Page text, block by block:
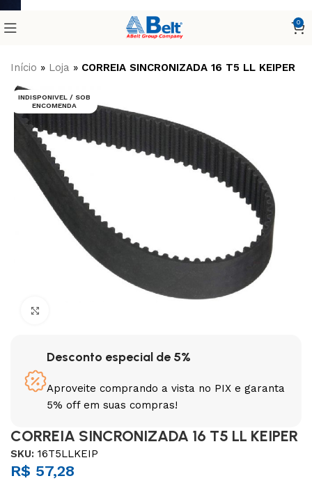
0
Início » Loja » CORREIA SINCRONIZADA 16 T5 LL KEIPER
INDISPONIVEL / SOB
ENCOMENDA
Desconto especial de 5%
Aproveite comprando a vista no PIX e garanta
5% off em suas compras!
CORREIA SINCRONIZADA 16 T5 LL KEIPER
SKU:16T5LLKEIP
R$ 57,28